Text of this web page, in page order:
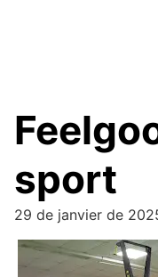
sport
29 de janvier de